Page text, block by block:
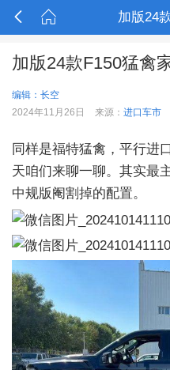
 
加版24款F150猛禽
编辑：长空
2024年11月26日
来源： 进口车市
同样是福特猛禽，平行进
天咱们来聊一聊。其实最
中规版阉割掉的配置。